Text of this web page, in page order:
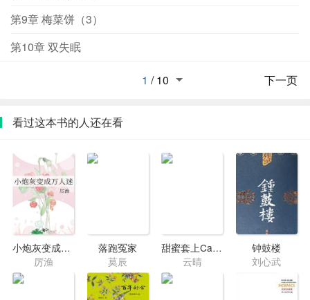
面写着：华佗的医术——限时三十日--后来的后来,尹纾：
这个到底能不能吃还没研究过呢！万一吃了又有什么奇怪
你。...... 什么时候能抽下一个？——他想要更多的栽种种
颠沛流离,备受欺凌。十岁那年,一个小姑娘以为他是无家可
饼。警惕极强,早就不随意入口外来食物的他,鬼使神差地一
口一口用了。味道不错,就是不知道怎么回事,吃完两天没有
睡着。......阅读指南（排雷）：1.可看作重回始皇少年时,所
以宝贝们莫带固有印象看文哦2.主角都是事业脑,但是言情
文,介意男女主感情线的宝勿入3.会尽可能查资料,贴近时代,
但不是历史文,考究党勿入（最好当架空看）4.女主有读心
术但旁人不知道5.盲盒开启方式多种多样,有好有坏,且可能
来自各朝各代（包括现代与未来）。
第9章 梅菜饼（3）
第10章 双失眠
下一页
1 /10
看过这本书的人还在看
小炮灰变成万人迷
厉渔
落跑冤家
莫辰
甜蜜套上Cartier
云晴
钟鼓楼
刘心武